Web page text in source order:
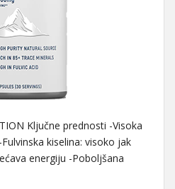
Ključne prednosti -Visoka
kiselina: visoko jak
energiju -Poboljšana